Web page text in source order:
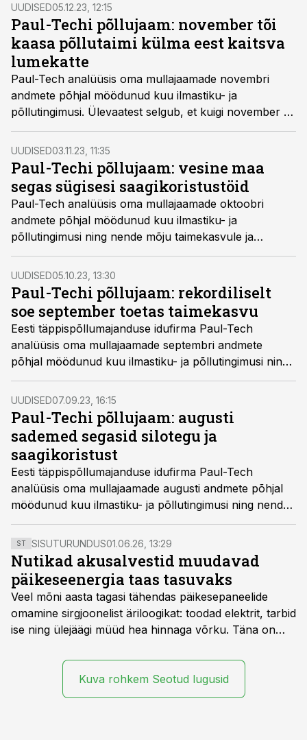
UUDISED05.12.23, 12:15
Paul-Techi põllujaam: november tõi
kaasa põllutaimi külma eest kaitsva
lumekatte
Paul-Tech analüüsis oma mullajaamade novembri
andmete põhjal möödunud kuu ilmastiku- ja
põllutingimusi. Ülevaatest selgub, et kuigi november oli
keskmisest pisut külmem, ei ulatunud mulla
läbikülmumine 20 sentimeetri sügavusele üheski Eesti
piirkonnas. Kuu viimastel päevadel sadas maha
põllutaimi külma eest kaitsev paks lumekate.
UUDISED03.11.23, 11:35
Paul-Techi põllujaam: vesine maa
segas sügisesi saagikoristustöid
Paul-Tech analüüsis oma mullajaamade oktoobri
andmete põhjal möödunud kuu ilmastiku- ja
põllutingimusi ning nende mõju taimekasvule ja
põllutöödele. Kokkuvõttest selgub, et oktoober oli
keskmisest jahedam ja vesisem ning pehme maa segas
põldudel koristustöid. Külmakraadid lõpetasid ka
taimede vegetatsiooniperioodi.
UUDISED05.10.23, 13:30
Paul-Techi põllujaam: rekordiliselt
soe september toetas taimekasvu
Eesti täppispõllumajanduse idufirma Paul-Tech
analüüsis oma mullajaamade septembri andmete
põhjal möödunud kuu ilmastiku- ja põllutingimusi ning
nende mõju taimekasvule, põllutöödele ja saagile.
Ülevaatest selgub, et enneolematult soe ja
sademeterohke kuu toetas taimekasvu ja leevendas
kevad-suvist söödanappust.
UUDISED07.09.23, 16:15
Paul-Techi põllujaam: augusti
sademed segasid silotegu ja
saagikoristust
Eesti täppispõllumajanduse idufirma Paul-Tech
analüüsis oma mullajaamade augusti andmete põhjal
möödunud kuu ilmastiku- ja põllutingimusi ning nende
mõju taimekasvule, põllutöödele ja saagile. Ülevaatest
selgub, et kuigi eelmise kuu sademed soodustasid
rohukasvu ja kultuuride idanemist, põhjustasid need
mitmeid probleeme siloteol ja saagikoristusel.
ST SISUTURUNDUS01.06.26, 13:29
Nutikad akusalvestid muudavad
päikeseenergia taas tasuvaks
Veel mõni aasta tagasi tähendas päikesepaneelide
omamine sirgjoonelist äriloogikat: toodad elektrit, tarbid
ise ning ülejäägi müüd hea hinnaga võrku. Täna on
tootmisvõimsusi on lisandunud omajagu ning
päikeselistel tundidel tekib võrku suur ületootmine, mis
surub börsihinna madalaks või isegi negatiivseks.
Kuva rohkem Seotud lugusid